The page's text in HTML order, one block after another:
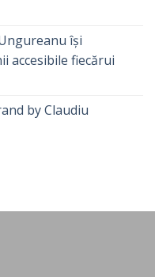
își
accesibile fiecărui
by Claudiu